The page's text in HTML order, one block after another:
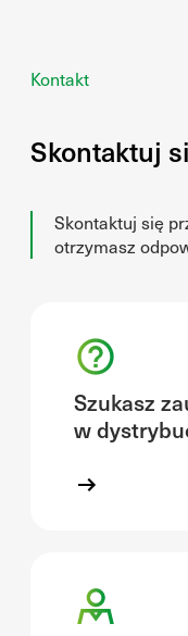
Kontakt
Skontaktuj
Skontaktuj się
otrzymasz
Szukasz
w